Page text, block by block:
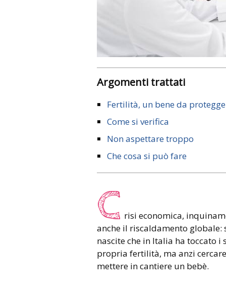
Argomenti trattati
Fertilità, un bene da
Come si verifica
Non aspettare troppo
Che cosa si può fare
C risi economica,
anche il riscaldamento globale:
nascite che in Italia ha toccato i
propria fertilità, ma anzi
mettere in cantiere un bebè.